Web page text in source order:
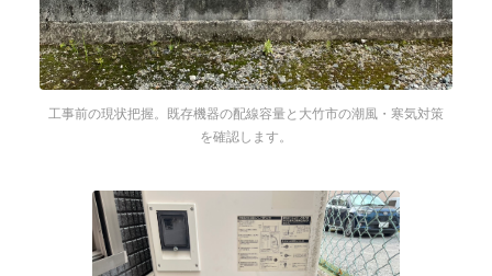
工事前の現状把握。既存機器の配線容量と大竹市の潮風・寒気対策
を確認します。